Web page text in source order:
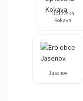
Liptovská
Kokava
Jasenov